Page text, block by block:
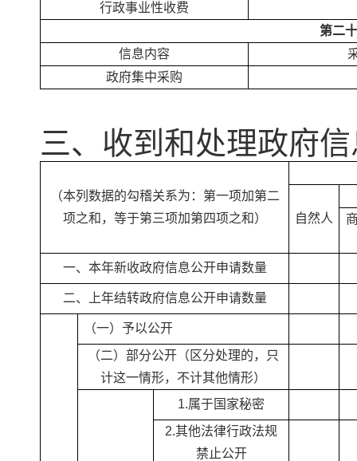
行政事业性收费
第二
信息内容
政府集中采购
三、收到和处理政府
（本列数据的勾稽关系为：第一项加第二
项之和，等于第三项加第四项之和）
自然人
一、本年新收政府信息公开申请数量
二、上年结转政府信息公开申请数量
（一）予以公开
（二）部分公开（区分处理的，只
计这一情形，不计其他情形）
1.属于国家秘密
2.其他法律行政法规
禁止公开